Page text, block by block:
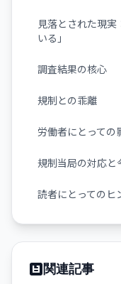
見落とされた現実
いる」
調査結果の核心
規制との乖離
労働者にとっての
規制当局の対応と
読者にとってのヒ
関連記事